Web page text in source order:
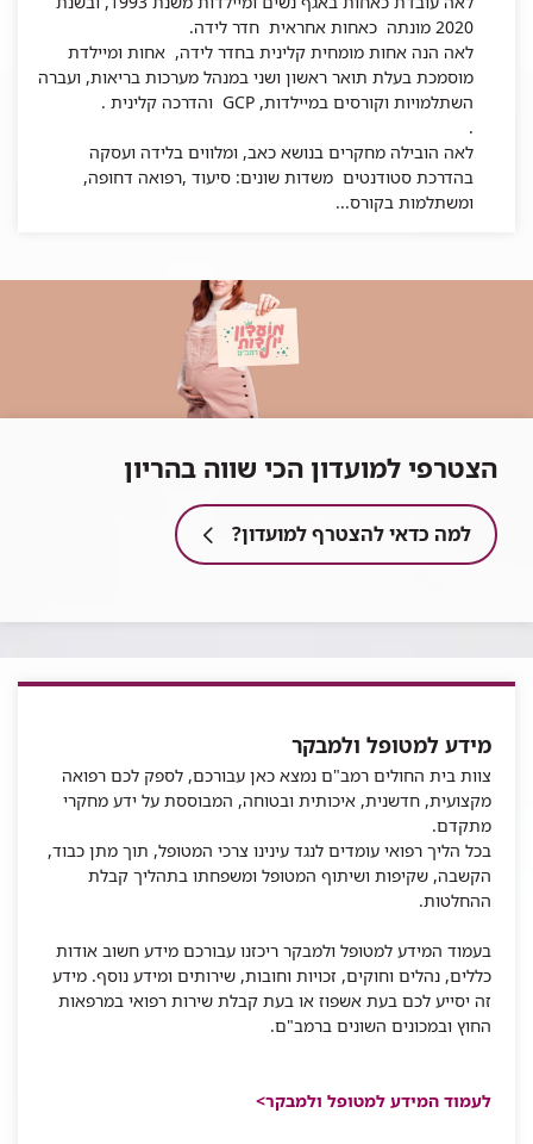
2020 מונתה כאחות אחראית חדר לידה.
לאה הנה אחות מומחית קלינית בחדר לידה, אחות ומיילדת
מוסמכת בעלת תואר ראשון ושני במנהל מערכות בריאות, ועברה
השתלמויות וקורסים במיילדות, GCP והדרכה קלינית .
.
לאה הובילה מחקרים בנושא כאב, ומלווים בלידה ועסקה
בהדרכת סטודנטים משדות שונים: סיעוד ,רפואה דחופה,
ומשתלמות בקורס...
הצטרפי למועדון הכי שווה בהריון
למה כדאי להצטרף למועדון?
מידע למטופל ולמבקר
צוות בית החולים רמב"ם נמצא כאן עבורכם, לספק לכם רפואה
מקצועית, חדשנית, איכותית ובטוחה, המבוססת על ידע מחקרי
מתקדם.
בכל הליך רפואי עומדים לנגד עינינו צרכי המטופל, תוך מתן כבוד,
הקשבה, שקיפות ושיתוף המטופל ומשפחתו בתהליך קבלת
ההחלטות.
בעמוד המידע למטופל ולמבקר ריכזנו עבורכם מידע חשוב אודות
כללים, נהלים וחוקים, זכויות וחובות, שירותים ומידע נוסף. מידע
זה יסייע לכם בעת אשפוז או בעת קבלת שירות רפואי במרפאות
החוץ ובמכונים השונים ברמב"ם.
לעמוד המידע למטופל ולמבקר>